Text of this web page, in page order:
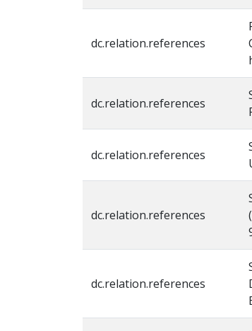
dc.relation.references
dc.relation.references
dc.relation.references
dc.relation.references
dc.relation.references